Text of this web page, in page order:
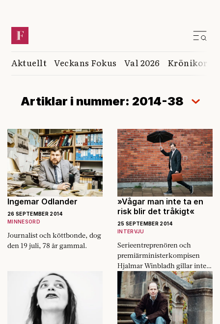
Aktuellt Veckans Fokus Val 2026 Krönikor
Artiklar i nummer: 2014-38
Ingemar Odlander
26 SEPTEMBER 2014
MINNESORD
Journalist och köttbonde, dog
den 19 juli, 78 år gammal.
»Vågar man inte ta en
risk blir det tråkigt«
25 SEPTEMBER 2014
INTERVJU
Serieentreprenören och
premiärministerkompisen
Hjalmar Winbladh gillar inte
företagargnäll.